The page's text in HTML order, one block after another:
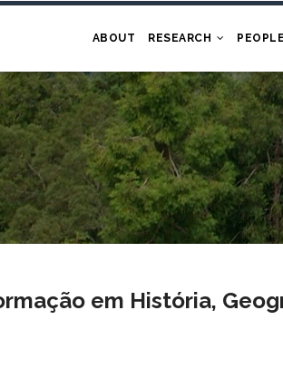
ABOUT RESEARCH PEOPLE
em História,